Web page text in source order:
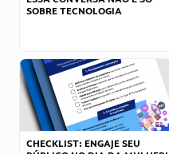
SOBRE TECNOLOGIA
CHECKLIST: ENGAJE SEU